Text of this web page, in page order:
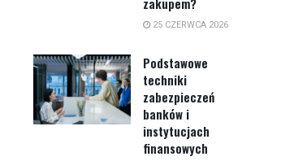
25 CZERWCA 2026
Podstawowe
techniki
zabezpieczeń
banków i
instytucjach
finansowych